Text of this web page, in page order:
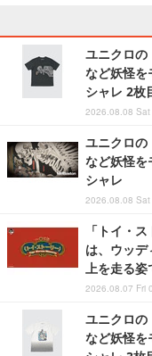
ユニクロの
など妖怪を
シャレ 2枚
2026.08.08 Sat
ユニクロの
など妖怪を
シャレ
2026.08.08 Sat
「トイ・
は、ウッ
上を走る姿
2026.08.07 Fri
ユニクロの
など妖怪を